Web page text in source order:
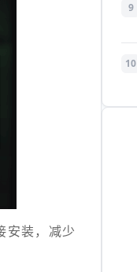
安装，减少
9
10